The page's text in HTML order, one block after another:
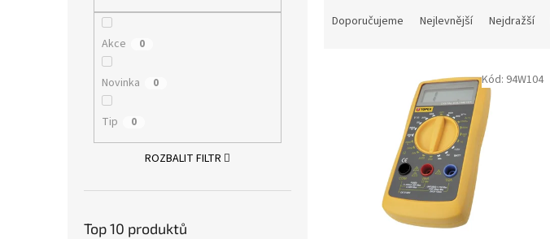
Akce 0
Novinka 0
Tip 0
ROZBALIT FILTR
Top 10 produktů
Doporučujeme Nejlevnější Nejdražší
Kód: 94W104